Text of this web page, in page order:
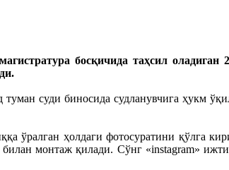
босқичида таҳсил
суди биносида судланувчига ҳукм
ўралган ҳолдаги фотосуратини қўлга
монтаж қилади. Сўнг «instagram»